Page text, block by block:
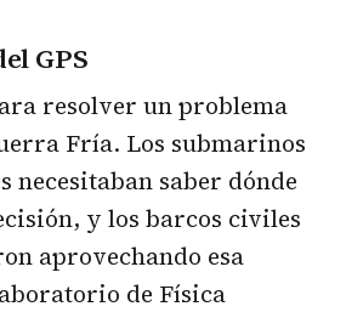
GPS
resolver un problema
Fría. Los submarinos
necesitaban saber dónde
y los barcos civiles
aprovechando esa
de Física